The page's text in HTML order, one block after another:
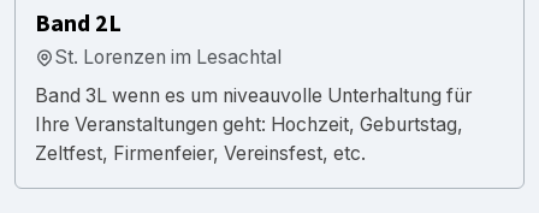
Band 2L
St. Lorenzen im Lesachtal
Band 3L wenn es um niveauvolle Unterhaltung für
Ihre Veranstaltungen geht: Hochzeit, Geburtstag,
Zeltfest, Firmenfeier, Vereinsfest, etc.